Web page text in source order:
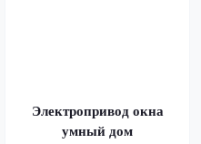
Электропривод окна
умный дом